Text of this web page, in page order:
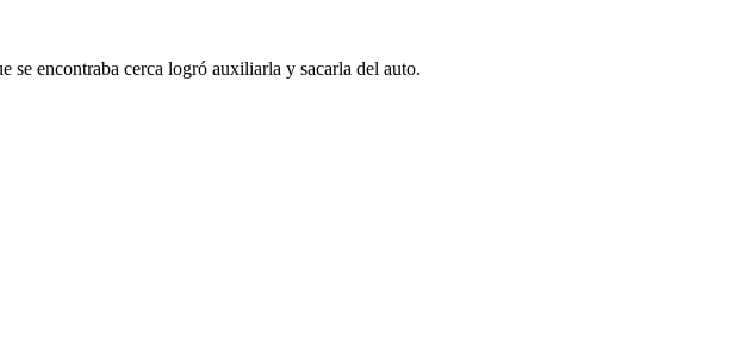
encontraba cerca logró auxiliarla y sacarla del auto.